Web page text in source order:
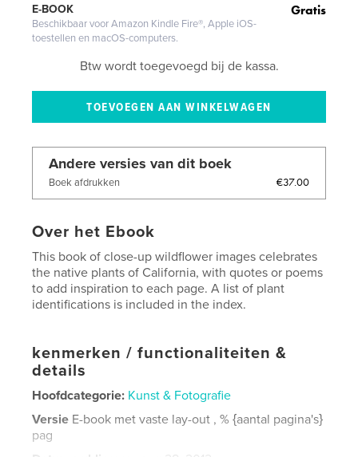
Gratis
E-BOOK
Beschikbaar voor Amazon Kindle Fire®, Apple iOS-
toestellen en macOS-computers.
Btw wordt toegevoegd bij de kassa.
Andere versies van dit boek
Boek afdrukken €37.00
Over het Ebook
This book of close-up wildflower images celebrates
the native plants of California, with quotes or poems
to add inspiration to each page. A list of plant
identifications is included in the index.
kenmerken / functionaliteiten &
details
Hoofdcategorie: Kunst & Fotografie
Versie E-book met vaste lay-out , % {aantal pagina's}
pag